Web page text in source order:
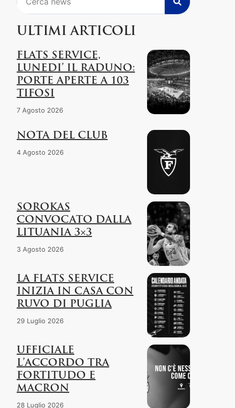
ULTIMI ARTICOLI
FLATS SERVICE,
LUNEDI’ IL RADUNO:
PORTE APERTE A 103
TIFOSI
7 Agosto 2026
NOTA DEL CLUB
4 Agosto 2026
SOROKAS
CONVOCATO DALLA
LITUANIA 3×3
3 Agosto 2026
LA FLATS SERVICE
INIZIA IN CASA CON
RUVO DI PUGLIA
29 Luglio 2026
UFFICIALE
L’ACCORDO TRA
FORTITUDO E
MACRON
28 Luglio 2026